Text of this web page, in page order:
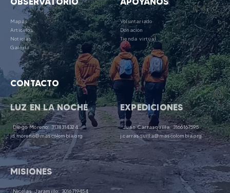
Mapas
Articulos
Noticias
Galería
Voluntariado
Donación
Tienda virtual
CONTACTO
LUZ EN LA NOCHE
Diego Moreno: 3174314324
jd.moreno@mascolombia.org
EXPEDICIONES
Juan Carrasquilla: 3166167595
j.carrasquilla@mascolombia.org
MISIONES
Nicolas Jaramillo: 3016719454